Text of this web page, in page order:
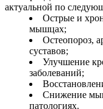
актуальной по
Острые и
мышцах;
Остеопороз,
суставов;
Улучшение
заболеваний;
Снижение
патологиях.